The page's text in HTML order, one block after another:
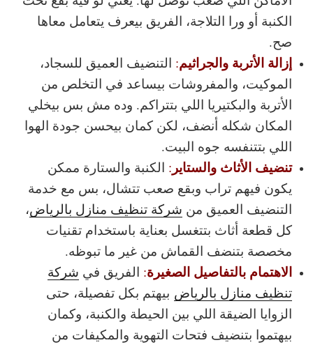
الكنبة أو ورا التلاجة، الفريق بيعرف يتعامل معاها
صح.
إزالة الأتربة والجراثيم: التنضيف العميق للسجاد،
الموكيت، والمفروشات بيساعد في التخلص من
الأتربة والبكتيريا اللي بتتراكم. وده مش بس بيخلي
المكان شكله أنضف، لكن كمان بيحسن جودة الهوا
اللي بتتنفسه جوه البيت.
تنضيف الأثاث والستاير : الكنبة والستارة ممكن
يكون فيهم تراب وبقع صعب تتشال، بس مع خدمة
التنضيف العميق من شركة تنظيف منازل بالرياض،
كل قطعة أثاث بتتغسل بعناية باستخدام تقنيات
مخصصة بتنضف القماش من غير ما تبوظه.
الاهتمام بالتفاصيل الصغيرة: الفريق في شركة
تنظيف منازل بالرياض بيهتم بكل تفصيلة، حتى
الزوايا الضيقة اللي بين الحيطة والكنبة، وكمان
بيهتموا بتنضيف فتحات التهوية والمكيفات من